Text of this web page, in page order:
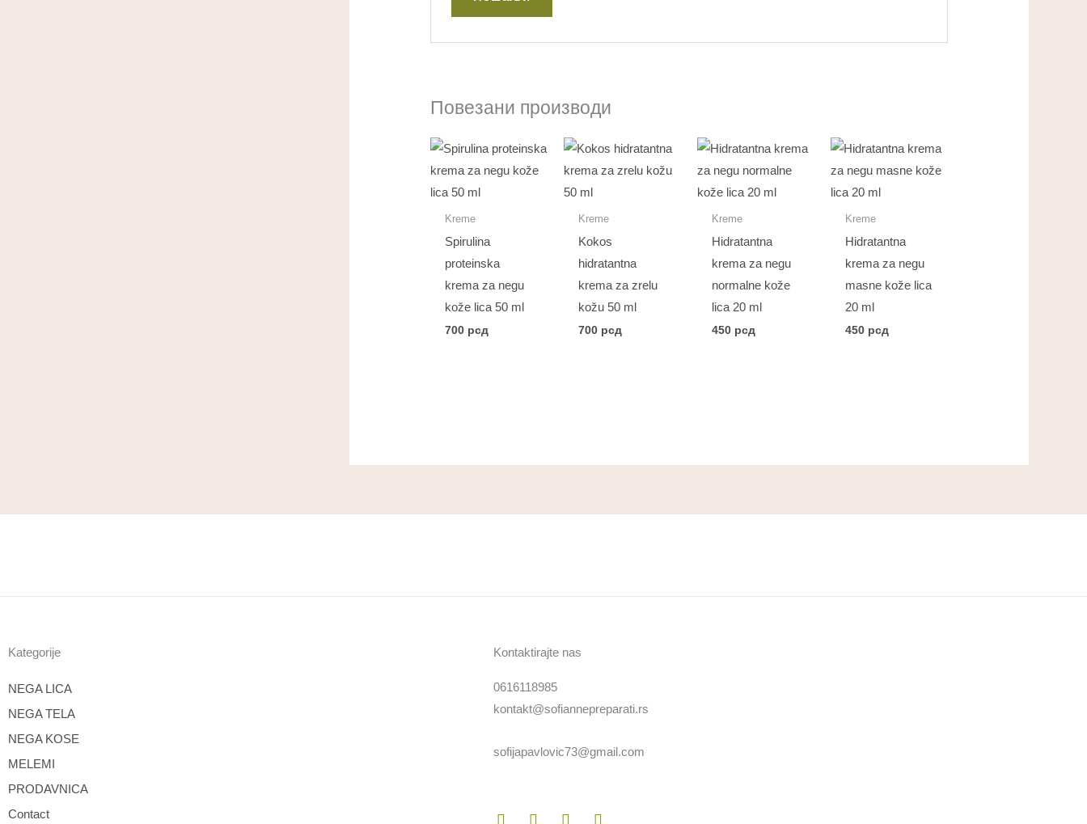
Повезани производи
Kreme
Spirulina
proteinska
krema za negu
kože lica 50 ml
700 рсд
Kreme
Kokos
hidratantna
krema za zrelu
kožu 50 ml
700 рсд
Kreme
Hidratantna
krema za negu
normalne kože
lica 20 ml
450 рсд
Kreme
Hidratantna
krema za negu
masne kože lica
20 ml
450 рсд
Kategorije
NEGA LICA
NEGA TELA
NEGA KOSE
MELEMI
PRODAVNICA
Contact
Kontaktirajte nas
0616118985
kontakt@sofiannepreparati.rs
sofijapavlovic73@gmail.com